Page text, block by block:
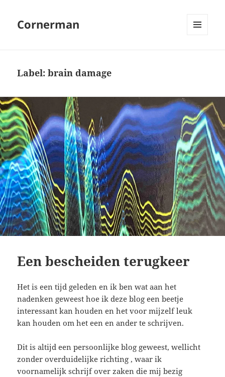
Cornerman
Label:brain damage
Een bescheiden terugkeer
Het is een tijd geleden en ik ben wat aan het
nadenken geweest hoe ik deze blog een beetje
interessant kan houden en het voor mijzelf leuk
kan houden om het een en ander te schrijven.
Dit is altijd een persoonlijke blog geweest, wellicht
zonder overduidelijke richting , waar ik
voornamelijk schrijf over zaken die mij bezig